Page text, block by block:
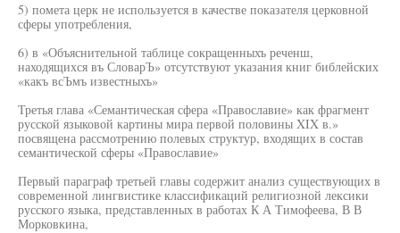
5) помета церк не используется в качестве показателя церковной
сферы употребления,
6) в «Объяснительной таблице сокращенныхъ реченш,
находящихся въ СловарЪ» отсутствуют указания книг библейских
«какъ всЪмъ известныхъ»
Третья глава «Семантическая сфера «Православие» как фрагмент
русской языковой картины мира первой половины XIX в.»
посвящена рассмотрению полевых структур, входящих в состав
семантической сферы «Православие»
Первый параграф третьей главы содержит анализ существующих в
современной лингвистике классификаций религиозной лексики
русского языка, представленных в работах К А Тимофеева, В В
Морковкина,